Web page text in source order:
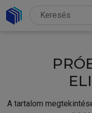
A tartalom